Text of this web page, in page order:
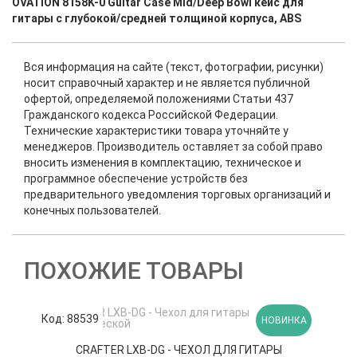
гитары с глубокой/средней толщиной корпуса, ABS
Вся информация на сайте (текст, фотографии, рисунки)
носит справочный характер и не является публичной
офертой, определяемой положениями Статьи 437
Гражданского кодекса Российской Федерации.
Технические характеристики товара уточняйте у
менеджеров. Производитель оставляет за собой право
вносить изменения в комплектацию, техническое и
программное обеспечение устройств без
предварительного уведомления торговых организаций и
конечных пользователей.
ПОХОЖИЕ ТОВАРЫ
Код: 88539 НОВИНКА
CRAFTER LXB-DG - ЧЕХОЛ ДЛЯ ГИТАРЫ